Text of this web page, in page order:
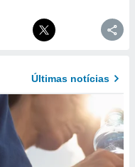
Últimas notícias